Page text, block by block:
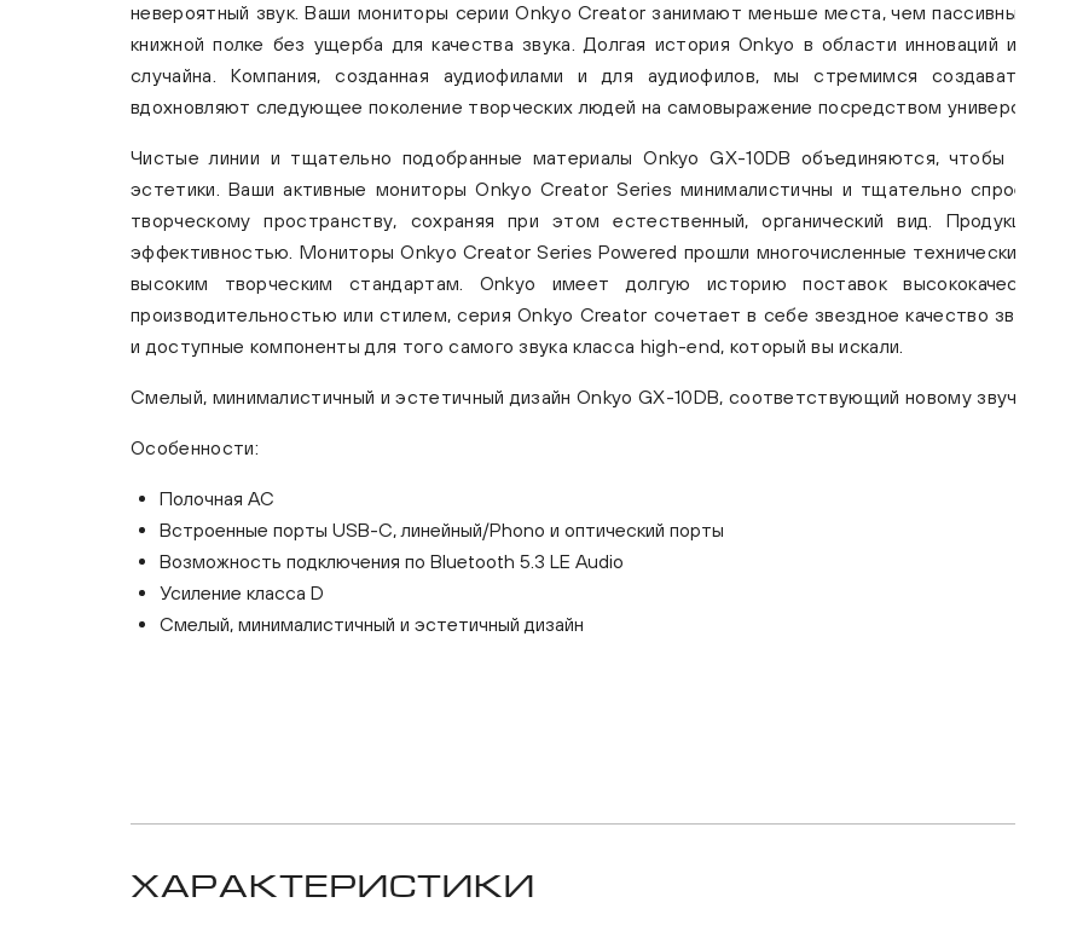
невероятный звук. Ваши мониторы серии Onkyo Creator занимают меньше места, чем пассивные
книжной полке без ущерба для качества звука. Долгая история Onkyo в области инноваций и
случайна. Компания, созданная аудиофилами и для аудиофилов, мы стремимся создавать
вдохновляют следующее поколение творческих людей на самовыражение посредством
Чистые линии и тщательно подобранные материалы Onkyo GX-10DB объединяются, чтобы
эстетики. Ваши активные мониторы Onkyo Creator Series минималистичны и тщательно
творческому пространству, сохраняя при этом естественный, органический вид.
эффективностью. Мониторы Onkyo Creator Series Powered прошли многочисленные технические
высоким творческим стандартам. Onkyo имеет долгую историю поставок
производительностью или стилем, серия Onkyo Creator сочетает в себе звездное качество звука,
и доступные компоненты для того самого звука класса high-end, который вы искали.
Смелый, минималистичный и эстетичный дизайн Onkyo GX-10DB, соответствующий новому звучанию
Особенности:
Полочная АС
Встроенные порты USB-C, линейный/Phono и оптический порты
Возможность подключения по Bluetooth 5.3 LE Audio
Усиление класса D
Смелый, минималистичный и эстетичный дизайн
Характеристики